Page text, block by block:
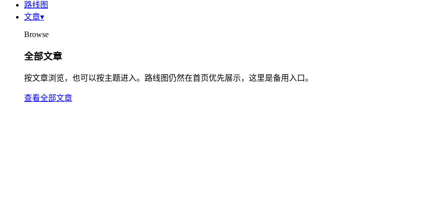
路线图
文章▾
Browse
全部文章
按文章浏览，也可以按主题进入。路线图仍然在首页优先展示，这里是备用入口。
查看全部文章